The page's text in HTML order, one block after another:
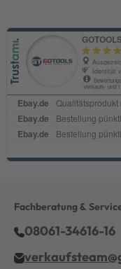
Fachberatung &
08061-34616-16